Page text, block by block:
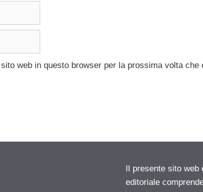
web in questo browser per la prossima volta che
Il presente sito
editoriale